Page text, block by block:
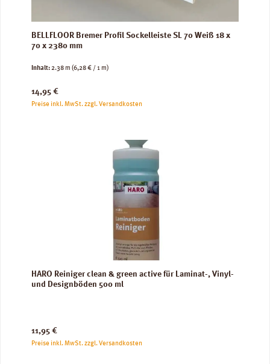
BELLFLOOR Bremer Profil Sockelleiste SL 70 Weiß 18 x
70 x 2380 mm
Inhalt:2.38 m (6,28 € / 1 m)
Regulärer Preis:
14,95 €
Preise inkl. MwSt. zzgl. Versandkosten
HARO Reiniger clean & green active für Laminat-, Vinyl-
und Designböden 500 ml
Regulärer Preis:
11,95 €
Preise inkl. MwSt. zzgl. Versandkosten